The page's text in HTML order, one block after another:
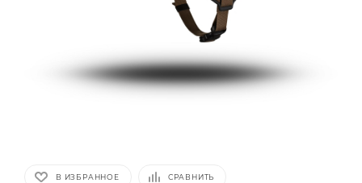
В ИЗБРАННОЕ СРАВНИТЬ